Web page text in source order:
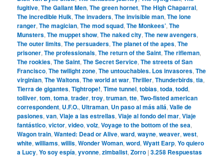
fugitive,The Gallant Men,The green hornet,The High Chaparral,
The incredible Hulk,The invaders,The invisible man,The lone
ranger,The magician,The mod squad,The Monkees’,The
Munsters,The muppet show,The naked city,The new avengers,
The outer limits,The persuaders,The planet of the apes,The
prisoner,The professionals,The return of the Saint,The rifleman,
The rookies,The Saint,The Secret Service,The streets of San
Francisco,The twilight zone,The untouchables. Los invasores,The
virginian,The Waltons,The world at war,Thriller,Thunderbirds,tia,
Tierra de gigantes,Tightrope!,Time tunnel,tobias,toda,todd,
tolliver,tom,toma,trader,troy,truman,tte,Two-fisted american
correspondent, U.F.O., Ultraman, Un paso al más allá,Valle de
pasiones,van,Viaje a las estrellas,Viaje al fondo del mar,Viaje
fantástico,victor,video,volz,Voyage to the bottom of the sea,
Wagon train,Wanted: Dead or Alive,ward,wayne,weaver,west,
white,williams,willis,Wonder Woman,word,Wyatt Earp,Yo quiero
a Lucy,Yo soy espía,yvonne,zimbalist,Zorro |3.258 Respuestas